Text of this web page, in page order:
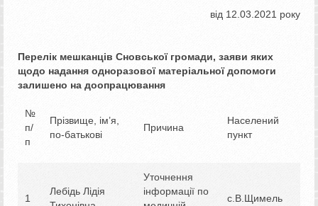
від 12.03.2021 року
Перелік мешканців Сновської громади, заяви яких
щодо надання одноразової матеріальної допомоги
залишено на доопрацювання
№
п/
п
Прізвище, ім’я,
по-батькові
Причина
Населений
пункт
1
Лебідь Лідія
Уточнення
інформації по
с.В.Щимель